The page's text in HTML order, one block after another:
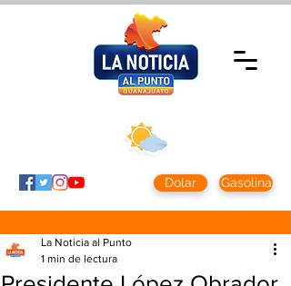
Dolar Gasolina
La Noticia al Punto
1 min de lectura